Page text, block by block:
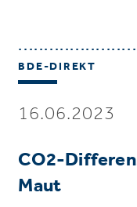
BDE-DIREKT
16.06.2023
CO2-
Maut